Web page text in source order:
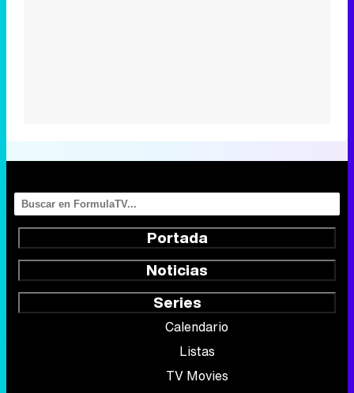
Portada
Noticias
Series
Calendario
Listas
TV Movies